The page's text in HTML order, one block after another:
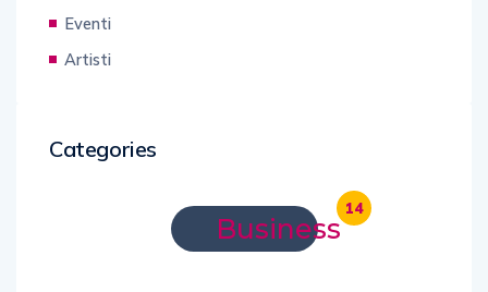
Eventi
Artisti
Categories
Business
14